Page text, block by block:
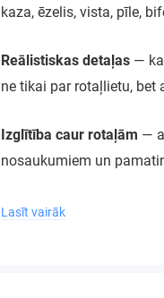
kaza, ēzelis, vista, pīle,
Reālistiskas detaļas—
ne tikai par rotaļlietu,
Izglītība caur rotaļām —
nosaukumiem un
Materiālu drošība un
Lasīt vairāk